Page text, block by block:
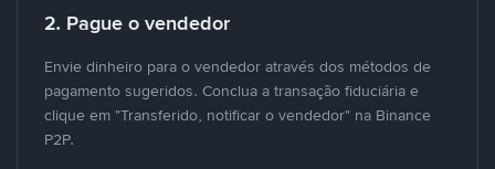
2. Pague o vendedor
Envie dinheiro para o vendedor através dos métodos de
pagamento sugeridos. Conclua a transação fiduciária e
clique em "Transferido, notificar o vendedor" na Binance
P2P.